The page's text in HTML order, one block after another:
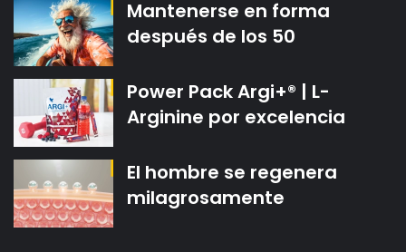
Mantenerse en forma
después de los 50
Power Pack Argi+® | L-
Arginine por excelencia
El hombre se regenera
milagrosamente